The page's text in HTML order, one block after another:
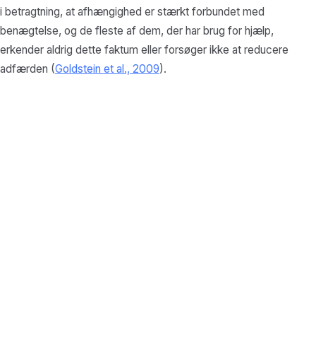
i betragtning, at afhængighed er stærkt forbundet med
benægtelse, og de fleste af dem, der har brug for hjælp,
erkender aldrig dette faktum eller forsøger ikke at reducere
adfærden (Goldstein et al., 2009).